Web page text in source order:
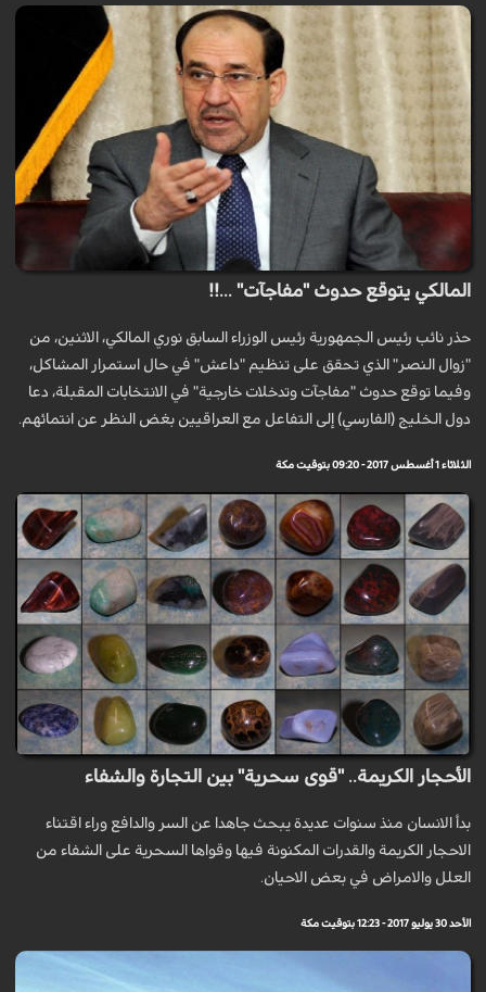
المالكي يتوقع حدوث "مفاجآت" ...!!
حذر نائب رئيس الجمهورية رئيس الوزراء السابق نوري المالكي، الاثنين، من
"زوال النصر" الذي تحقق على تنظيم "داعش" في حال استمرار المشاكل،
وفيما توقع حدوث "مفاجآت وتدخلات خارجية" في الانتخابات المقبلة، دعا
دول الخليج (الفارسي) إلى التفاعل مع العراقيين بغض النظر عن انتمائهم.
الثلاثاء 1 أغسطس 2017 - 09:20 بتوقيت مكة
الأحجار الكريمة.. "قوى سحرية" بين التجارة والشفاء
بدأ الانسان منذ سنوات عديدة يبحث جاهدا عن السر والدافع وراء اقتناء
الاحجار الكريمة والقدرات المكنونة فيها وقواها السحرية على الشفاء من
العلل والامراض في بعض الاحيان.
الأحد 30 يوليو 2017 - 12:23 بتوقيت مكة